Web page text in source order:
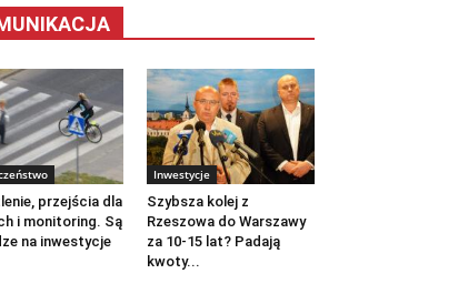
przejścia dla
i monitoring. Są
na inwestycje
Inwestycje
Szybsza kolej z
Rzeszowa do Warszawy
za 10-15 lat? Padają
kwoty...